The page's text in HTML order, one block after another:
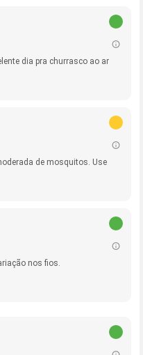
dia pra churrasco ao ar
de mosquitos. Use
nos fios.